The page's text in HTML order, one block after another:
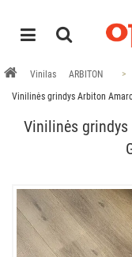
Vinilas
ARBITON
Vinilinės grindys Arbiton
Vinilinės